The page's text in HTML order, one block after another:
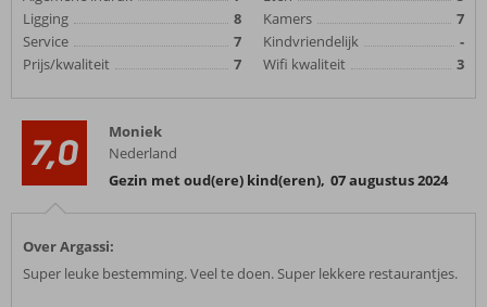
Ligging
8
Service
7
Prijs/kwaliteit
7
Kamers
7
Kindvriendelijk
-
Wifi kwaliteit
3
7,0
Moniek
Nederland
Gezin met oud(ere) kind(eren), 07 augustus 2024
Over Argassi:
Super leuke bestemming. Veel te doen. Super lekkere restaurantjes.